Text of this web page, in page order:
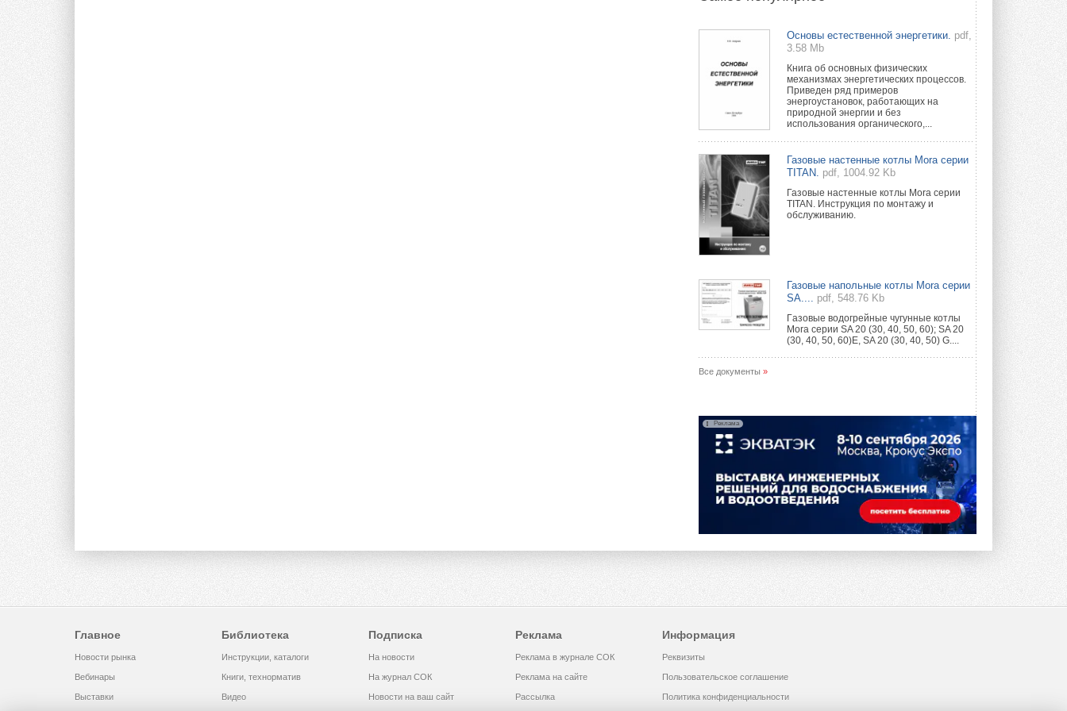
Midea открылся в Сургуте
Компания «Даичи» совместно с
партнером «Энердрим» открыла новый
фирменный магазин Midea в Сургуте ...
29 ИЮЛЯ 2026
Токио — лидер по
интенсивности использования
кондиционеров
Данные получены в ходе очередного
опроса Daikin о восприятии жары ...
28 ИЮЛЯ 2026
CDU производства LG прошёл
В Великобритании предлагают
сделать кондиционирование
обязательным для новостроек
Либеральные демократы внесли
предложение оснащать все новые ...
производство холодильной
техники и теплообменного
оборудования
Проект реализует компания «ВЕЗА» ...
Ридан объявил о старте продаж
автоматического
балансировочного клапана
Клапан APT‑R3 производится на заводе
Шумоглушители собственного
производства от компании
TURKOV
Aquatherm Almaty 2026:
ключевая платформа для
Основы естественной энергетики. pdf,
3.58 Mb
Книга об основных физических
механизмах энергетических процессов.
Приведен ряд примеров
энергоустановок, работающих на
природной энергии и без
использования органического,...
Газовые настенные котлы Mora серии
TITAN. pdf, 1004.92 Kb
Газовые настенные котлы Mora серии
TITAN. Инструкция по монтажу и
обслуживанию.
Газовые напольные котлы Mora серии
SA....
pdf, 548.76 Kb
Гaзовые водогрeйные чугунные котлы
Mora серии SA 20 (30, 40, 50, 60); SA 20
(30, 40, 50, 60)E, SA 20 (30, 40, 50) G....
Все документы »
Реклама
Главное
Новости рынка
Вебинары
Выставки
Библиотека
Инструкции, каталоги
Книги, технорматив
Видео
Подписка
На новости
На журнал СОК
Новости на ваш сайт
Реклама
Реклама в журнале СОК
Реклама на сайте
Рассылка
Информация
Реквизиты
Пользовательское соглашение
Политика конфиденциальности